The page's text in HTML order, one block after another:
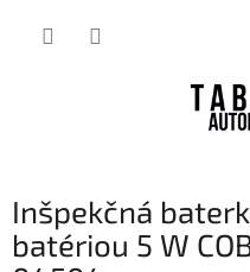
Inšpekčná
batériou 5 W